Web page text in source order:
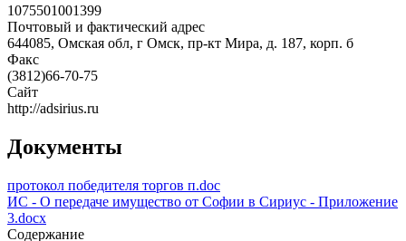
1075501001399
Почтовый и фактический адрес
644085, Омская обл, г Омск, пр-кт Мира, д. 187, корп. б
Факс
(3812)66-70-75
Сайт
http://adsirius.ru
Документы
протокол победителя торгов п.doc
ИС - О передаче имущество от Софии в Сириус - Приложение
3.docx
Содержание